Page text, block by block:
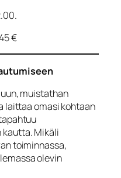
€
muistathan
laittaa omasi kohtaan
Mikäli
toiminnassa,
olevin